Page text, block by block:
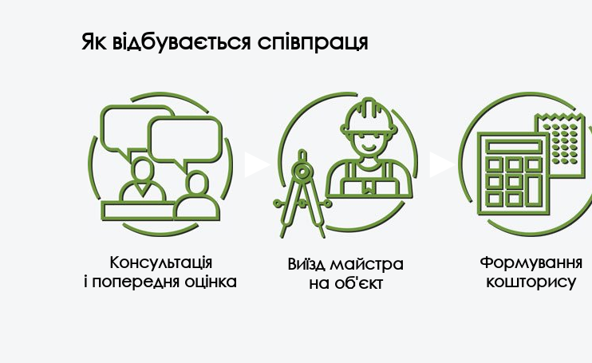
Як відбувається співпраця
Консультація
і попередня оцінка
Виїзд майстра
на об'єкт
Формування
кошторису